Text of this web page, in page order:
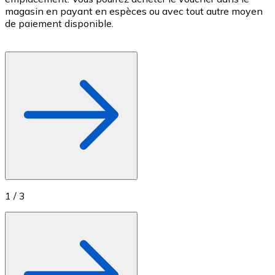
Achetez des cartes-cadeaux de vos marques
magasin en payant en espèces ou avec tout autre moyen
de paiement disponible.
1 / 3